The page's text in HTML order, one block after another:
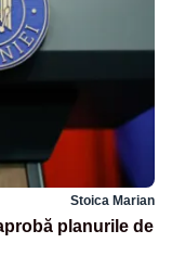
Stoica Marian
planurile de